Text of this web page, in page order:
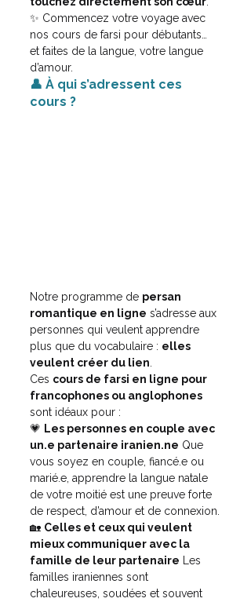
✨ Commencez votre voyage avec
nos cours de farsi pour débutants…
et faites de la langue, votre langue
d’amour.
👤 À qui s’adressent ces
cours ?
Notre programme de persan
romantique en ligne s’adresse aux
personnes qui veulent apprendre
plus que du vocabulaire : elles
veulent créer du lien
Ces cours de farsi en ligne pour
francophones ou anglophones
sont idéaux pour :
💗 Les personnes en couple avec
un.e partenaire iranien.ne Que
vous soyez en couple, fiancé.e ou
marié.e, apprendre la langue natale
de votre moitié est une preuve forte
de respect, d’amour et de connexion.
🏡 Celles et ceux qui veulent
mieux communiquer avec la
famille de leur partenaire Les
familles iraniennes sont
chaleureuses, soudées et souvent